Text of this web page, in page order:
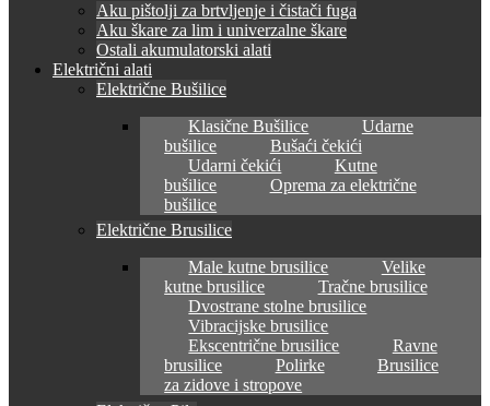
Aku pištolji za brtvljenje i čistači fuga
Aku škare za lim i univerzalne škare
Ostali akumulatorski alati
Električni alati
Električne Bušilice
Klasične Bušilice
Udarne
bušilice
Bušaći čekići
Udarni čekići
Kutne
bušilice
Oprema za električne
bušilice
Električne Brusilice
Male kutne brusilice
Velike
kutne brusilice
Tračne brusilice
Dvostrane stolne brusilice
Vibracijske brusilice
Ekscentrične brusilice
Ravne
brusilice
Polirke
Brusilice
za zidove i stropove